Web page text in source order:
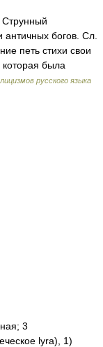
античных богов. Сл.
петь стихи свои
была
русского языка
3
lyra), 1)